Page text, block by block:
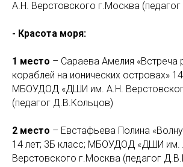
А.Н. Верстовского г.Москва
- Красота моря:
1 место – Сараева Амелия «Встреча
кораблей на ионических островах»
МБОУДОД «ДШИ им. А.Н.
(педагог Д.В.Кольцов)
2 место – Евстафьева Полина
14 лет; 3Б класс; МБОУДОД «ДШИ им.
Верстовского г.Москва (педагог